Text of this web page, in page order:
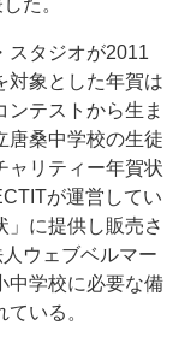
た。
スタジオが2011
対象とした年賀は
テストから生ま
唐桑中学校の生徒
ャリティー年賀状
が運営してい
」に提供し販売さ
ウェブベルマー
中学校に必要な備
いる。